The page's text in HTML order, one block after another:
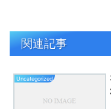
関連記事
Uncategorized